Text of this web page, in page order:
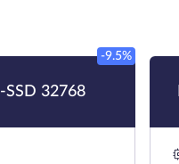
32768
-9.5%